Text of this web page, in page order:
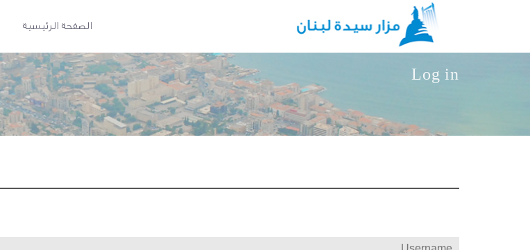
Skip to main content
الصفحة الرئيسية
Log in